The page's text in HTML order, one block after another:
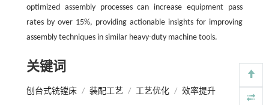
optimized assembly processes can increase equipment pass
rates by over 15%, providing actionable insights for improving
assembly techniques in similar heavy-duty machine tools.
关键词
刨台式铣镗床 / 装配工艺 / 工艺优化 / 效率提升